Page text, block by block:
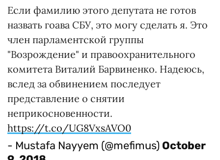
Если фамилию этого депутата не готов
назвать гоава СБУ, это могу сделать я. Это
член парламентской группы
"Возрождение" и правоохранительного
комитета Виталий Барвиненко. Надеюсь,
вслед за обвинением последует
представление о снятии
неприкосновенности.
https://t.co/UG8VxsAVO0
- Mustafa Nayyem (@mefimus) October